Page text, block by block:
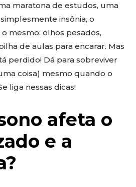
maratona de estudos, uma
insônia, o
mesmo: olhos pesados,
de aulas para encarar. Mas
perdido! Dá para sobreviver
coisa) mesmo quando o
liga nessas dicas!
afeta o
e a